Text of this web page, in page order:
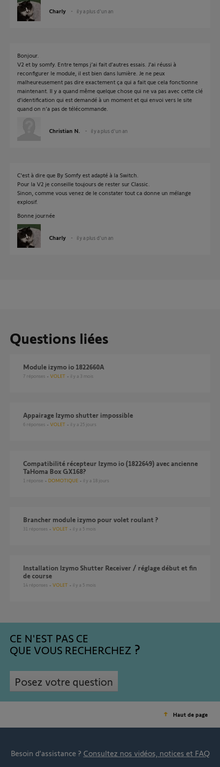
Charly il y a plus d'un an
Bonjour.
V2 et by somfy. Entre temps j’ai fait d’autres essais. J’ai réussi à
reconfigurer le module, il est bien dans lumière. Je ne peux
malheureusement pas dire exactement ça qui a fait que cela fonctionne
maintenant. Il y a quand même quelque chose qui ne va pas avec cette clé
d’identification qui est demandé à un moment et qui envoi vers le site
quand on n’a pas de télécommande.
Christian N. il y a plus d'un an
C'est à dire que By Somfy est adapté à la Switch.
Pour la V2 je conseille toujours de rester sur Classic.
Sinon, comme vous venez de le constater tout ca donne un mélange
explosif.
Bonne journée
Charly il y a plus d'un an
Questions liées
Module izymo io 1822660A
7 réponses VOLET il y a 3 mois
Appairage Izymo shutter impossible
6 réponses VOLET il y a 25 jours
Compatibilité récepteur Izymo io (1822649) avec ancienne
TaHoma Box GX168?
1 réponse DOMOTIQUE il y a 18 jours
brancher module izymo pour volet roulant ?
31 réponses VOLET il y a 5 mois
Installation Izymo Shutter Receiver / réglage début et fin
de course
14 réponses VOLET il y a 5 mois
CE N'EST PAS CE
QUE VOUS RECHERCHEZ
Posez votre question
Haut de page
Besoin d’assistance ? Consultez nos vidéos, notices et FAQ